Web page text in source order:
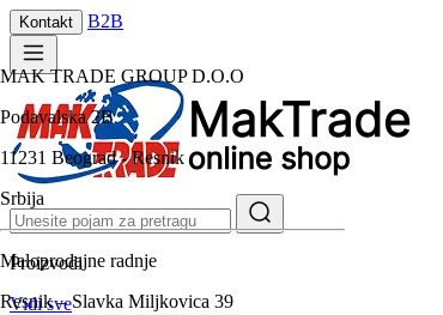
Kontakt
MAK TRADE GROUP D.O.O
Podavalska 2B
11231 Beograd - Resnik
Srbija
Maloprodajne radnje
Resnik – Slavka Miljkovica 39
B2B
Proizvodi
Vidi sve